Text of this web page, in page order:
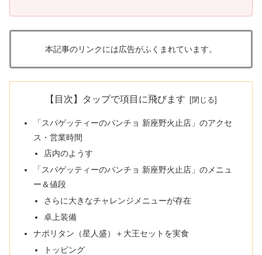
本記事のリンクには広告がふくまれています。
【目次】タップで項目に飛びます
「スパゲッティーのパンチョ 新座野火止店」のアクセ
ス・営業時間
店内のようす
「スパゲッティーのパンチョ 新座野火止店」のメニュ
ー＆値段
さらに大きなチャレンジメニューが存在
卓上装備
ナポリタン（星人盛）＋大王セットを実食
トッピング